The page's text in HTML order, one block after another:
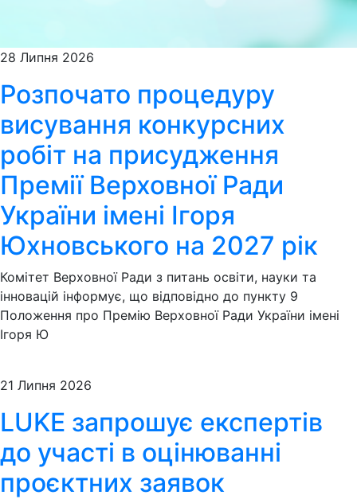
28 Липня 2026
Розпочато процедуру
висування конкурсних
робіт на присудження
Премії Верховної Ради
України імені Ігоря
Юхновського на 2027 рік
Комітет Верховної Ради з питань освіти, науки та
інновацій інформує, що відповідно до пункту 9
Положення про Премію Верховної Ради України імені
Ігоря Ю
21 Липня 2026
LUKE запрошує експертів
до участі в оцінюванні
проєктних заявок